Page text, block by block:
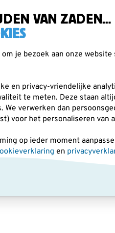
VAN ZADEN...
je bezoek aan onze
en privacy-vriendelijke
te meten. Deze staan
We verwerken dan
voor het personaliseren van
op ieder moment
en
Vogelvoer
Swarovski Optik Swarovski Stay